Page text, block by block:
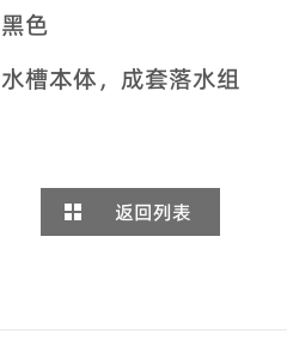
黑色
水槽本体，成套落水组
返回列表